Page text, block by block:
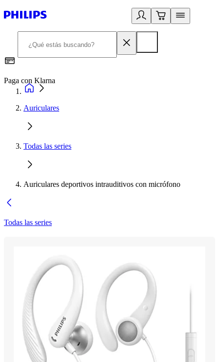
Paga con Klarna
Auriculares
Todas las series
Auriculares deportivos intrauditivos con micrófono
Todas las series